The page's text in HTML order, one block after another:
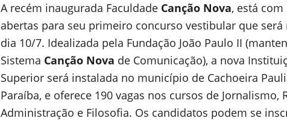
A recém inaugurada Faculdade Canção Nova, está
abertas para seu primeiro concurso vestibular que será
dia 10/7. Idealizada pela Fundação João Paulo II
Sistema Canção Nova de Comunicação), a nova
Superior será instalada no município de Cachoeira
Paraíba, e oferece 190 vagas nos cursos de Jornalismo,
Administração e Filosofia. Os candidatos podem se